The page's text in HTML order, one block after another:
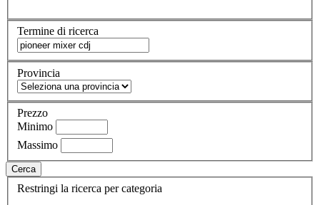
Termine di ricerca
Provincia
Prezzo
Minimo
Massimo
Cerca
Restringi la ricerca per categoria